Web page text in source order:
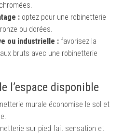
: optez pour une robinetterie
ou dorées.
ou industrielle : favorisez la
bruts avec une robinetterie
l’espace disponible
murale économise le sol et
sur pied fait sensation et